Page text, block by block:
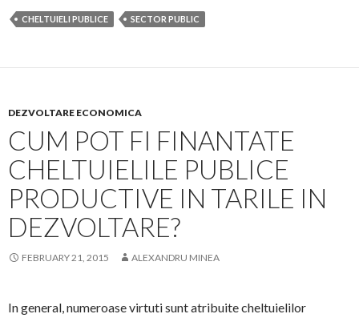
CHELTUIELI PUBLICE SECTOR PUBLIC
DEZVOLTARE ECONOMICA
CUM POT FI FINANTATE
CHELTUIELILE PUBLICE
PRODUCTIVE IN TARILE IN
DEZVOLTARE?
FEBRUARY 21, 2015 ALEXANDRU MINEA
In general, numeroase virtuti sunt atribuite cheltuielilor